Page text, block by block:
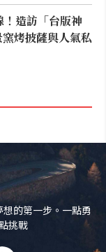
造訪「台版神
烤披薩與人氣私
的第一步。一點勇
挑戰